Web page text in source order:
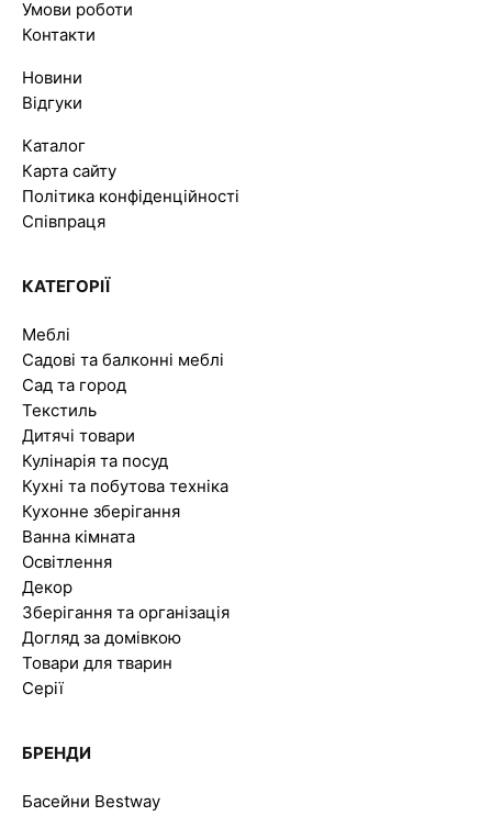
Умови роботи
Контакти
Новини
Відгуки
Каталог
Карта сайту
Політика конфіденційності
Співпраця
КАТЕГОРІЇ
Меблі
Садові та балконні меблі
Сад та город
Текстиль
Дитячі товари
Кулінарія та посуд
Кухні та побутова техніка
Кухонне зберігання
Ванна кімната
Освітлення
Декор
Зберігання та організація
Догляд за домівкою
Товари для тварин
Серії
БРЕНДИ
Басейни Bestway